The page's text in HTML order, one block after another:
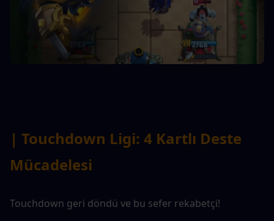
| Touchdown Ligi: 4 Kartlı Deste
Mücadelesi
Touchdown geri döndü ve bu sefer rekabetçi!